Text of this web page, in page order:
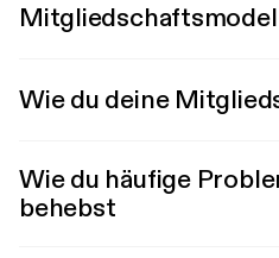
Wie du deine
Wie du häufige
behebst